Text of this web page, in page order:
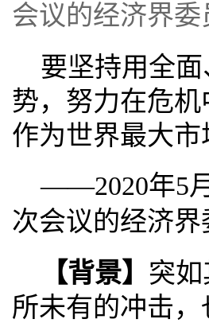
会议的经济界
要坚持用全
势，努力在危
作为世界最大
——2020年5
次会议的经济
【背景】 突
所未有的冲击